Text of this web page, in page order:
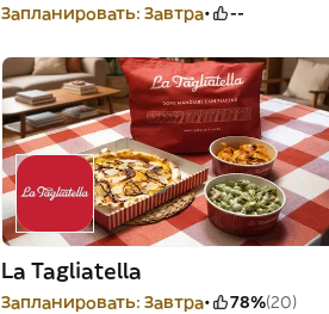
Запланировать: Завтра --
La Tagliatella
Запланировать: Завтра 78%(20)